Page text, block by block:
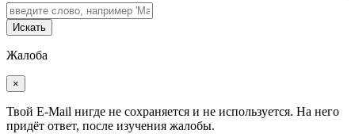
Искать
Жалоба
×
Твой E-Mail нигде не сохраняется и не используется. На него
придёт ответ, после изучения жалобы.